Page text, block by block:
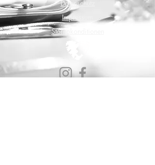
Datenschutz
Impressum
Stornokonditionen